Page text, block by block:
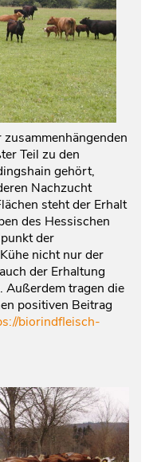
Teil zu den
gehört,
Nachzucht
steht der Erhalt
des Hessischen
der
nicht nur der
der Erhaltung
Außerdem tragen die
positiven Beitrag
biorindfleisch-